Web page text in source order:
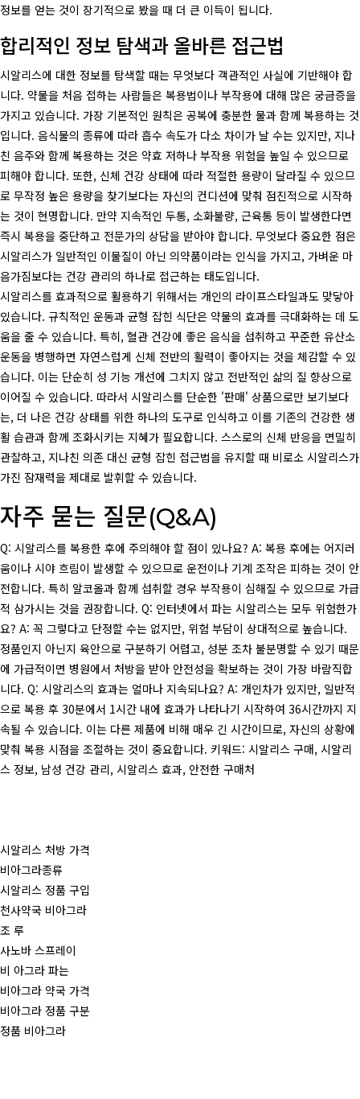
정보를 얻는 것이 장기적으로 봤을 때 더 큰 이득이 됩니다.
합리적인 정보 탐색과 올바른 접근법
시알리스에 대한 정보를 탐색할 때는 무엇보다 객관적인 사실에 기반해야 합
니다. 약물을 처음 접하는 사람들은 복용법이나 부작용에 대해 많은 궁금증을
가지고 있습니다. 가장 기본적인 원칙은 공복에 충분한 물과 함께 복용하는 것
입니다. 음식물의 종류에 따라 흡수 속도가 다소 차이가 날 수는 있지만, 지나
친 음주와 함께 복용하는 것은 약효 저하나 부작용 위험을 높일 수 있으므로
피해야 합니다. 또한, 신체 건강 상태에 따라 적절한 용량이 달라질 수 있으므
로 무작정 높은 용량을 찾기보다는 자신의 컨디션에 맞춰 점진적으로 시작하
는 것이 현명합니다. 만약 지속적인 두통, 소화불량, 근육통 등이 발생한다면
즉시 복용을 중단하고 전문가의 상담을 받아야 합니다. 무엇보다 중요한 점은
시알리스가 일반적인 이물질이 아닌 의약품이라는 인식을 가지고, 가벼운 마
음가짐보다는 건강 관리의 하나로 접근하는 태도입니다.
시알리스를 효과적으로 활용하기 위해서는 개인의 라이프스타일과도 맞닿아
있습니다. 규칙적인 운동과 균형 잡힌 식단은 약물의 효과를 극대화하는 데 도
움을 줄 수 있습니다. 특히, 혈관 건강에 좋은 음식을 섭취하고 꾸준한 유산소
운동을 병행하면 자연스럽게 신체 전반의 활력이 좋아지는 것을 체감할 수 있
습니다. 이는 단순히 성 기능 개선에 그치지 않고 전반적인 삶의 질 향상으로
이어질 수 있습니다. 따라서 시알리스를 단순한 '판매' 상품으로만 보기보다
는, 더 나은 건강 상태를 위한 하나의 도구로 인식하고 이를 기존의 건강한 생
활 습관과 함께 조화시키는 지혜가 필요합니다. 스스로의 신체 반응을 면밀히
관찰하고, 지나친 의존 대신 균형 잡힌 접근법을 유지할 때 비로소 시알리스가
가진 잠재력을 제대로 발휘할 수 있습니다.
자주 묻는 질문(Q&A)
Q: 시알리스를 복용한 후에 주의해야 할 점이 있나요? A: 복용 후에는 어지러
움이나 시야 흐림이 발생할 수 있으므로 운전이나 기계 조작은 피하는 것이 안
전합니다. 특히 알코올과 함께 섭취할 경우 부작용이 심해질 수 있으므로 가급
적 삼가시는 것을 권장합니다. Q: 인터넷에서 파는 시알리스는 모두 위험한가
요? A: 꼭 그렇다고 단정할 수는 없지만, 위험 부담이 상대적으로 높습니다.
정품인지 아닌지 육안으로 구분하기 어렵고, 성분 조차 불분명할 수 있기 때문
에 가급적이면 병원에서 처방을 받아 안전성을 확보하는 것이 가장 바람직합
니다. Q: 시알리스의 효과는 얼마나 지속되나요? A: 개인차가 있지만, 일반적
으로 복용 후 30분에서 1시간 내에 효과가 나타나기 시작하여 36시간까지 지
속될 수 있습니다. 이는 다른 제품에 비해 매우 긴 시간이므로, 자신의 상황에
맞춰 복용 시점을 조절하는 것이 중요합니다. 키워드: 시알리스 구매, 시알리
스 정보, 남성 건강 관리, 시알리스 효과, 안전한 구매처
시알리스 처방 가격
비아그라종류
시알리스 정품 구입
천사약국 비아그라
조 루
사노바 스프레이
비 아그라 파는
비아그라 약국 가격
비아그라 정품 구분
정품 비아그라